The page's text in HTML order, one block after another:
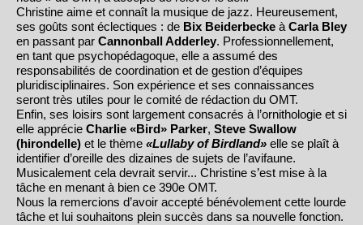
Christine aime et connaît la musique de jazz. Heureusement,
ses goûts sont éclectiques : de Bix Beiderbecke à Carla Bley
en passant par Cannonball Adderley. Professionnellement,
en tant que psychopédagoque, elle a assumé des
responsabilités de coordination et de gestion d’équipes
pluridisciplinaires. Son expérience et ses connaissances
seront très utiles pour le comité de rédaction du OMT.
Enfin, ses loisirs sont largement consacrés à l’ornithologie et si
elle apprécie Charlie «Bird» Parker, Steve Swallow
(hirondelle) et le thème «Lullaby of Birdland» elle se plaît à
identifier d’oreille des dizaines de sujets de l’avifaune.
Musicalement cela devrait servir... Christine s’est mise à la
tâche en menant à bien ce 390e OMT.
Nous la remercions d’avoir accepté bénévolement cette lourde
tâche et lui souhaitons plein succès dans sa nouvelle fonction.